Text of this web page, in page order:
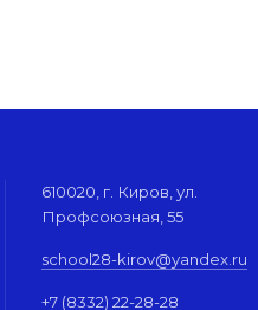
610020, г. Киров, ул.
Профсоюзная, 55
school28-kirov@yandex.ru
+7 (8332) 22-28-28